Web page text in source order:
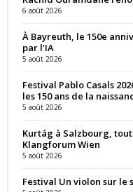
6 août 2026
À Bayreuth, le 150e
par l’IA
5 août 2026
Festival Pablo Casals
les 150 ans de la
5 août 2026
Kurtág à Salzbourg,
Klangforum Wien
5 août 2026
Festival Un violon sur